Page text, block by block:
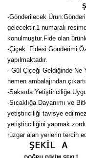
-Gönderilecek
gelecektir.1 numaralı
konulmuştur.Fide olan
-Çiçek Fidesi
yapılmaktadır.
- Gül Çiçeği Geldiğinde Ne
hemen ambalajından
-Saksıda
-Sıcaklığa Dayanımı ve
yetiştiriciliği tavisye
yetiştiriciliğini yapmak
rüzgar alan yerlerin tercih